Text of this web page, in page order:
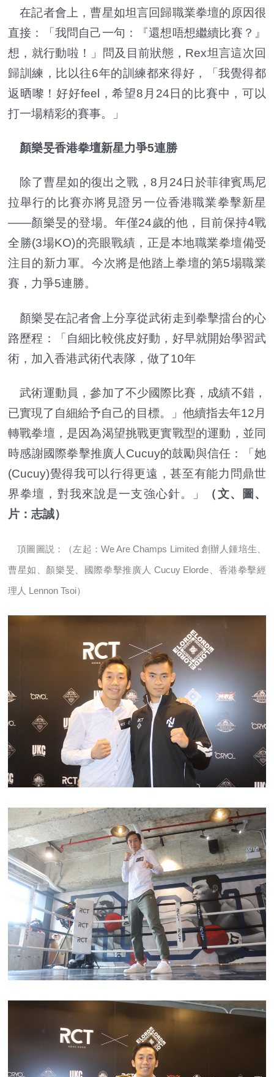
在記者會上，曹星如坦言回歸職業拳壇的原因很
直接：「我問自己一句：『還想唔想繼續比賽？』
想，就行動啦！」問及目前狀態，Rex坦言這次回
歸訓練，比以往6年的訓練都來得好，「我覺得都
返晒嚟！好好feel，希望8月24日的比賽中，可以
打一場精彩的賽事。」
顏樂旻香港拳壇新星力爭5連勝
除了曹星如的復出之戰，8月24日於菲律賓馬尼
拉舉行的比賽亦將見證另一位香港職業拳擊新星
——顏樂旻的登場。年僅24歲的他，目前保持4戰
全勝(3場KO)的亮眼戰績，正是本地職業拳壇備受
注目的新力軍。今次將是他踏上拳壇的第5場職業
賽，力爭5連勝。
顏樂旻在記者會上分享從武術走到拳擊擂台的心
路歷程：「自細比較佻皮好動，好早就開始學習武
術，加入香港武術代表隊，做了10年
武術運動員，參加了不少國際比賽，成績不錯，
已實現了自細給予自己的目標。」他續指去年12月
轉戰拳壇，是因為渴望挑戰更實戰型的運動，並同
時感謝國際拳擊推廣人Cucuy的鼓勵與信任：「她
(Cucuy)覺得我可以行得更遠，甚至有能力問鼎世
界拳壇，對我來說是一支強心針。」
（文、圖、
片：志誠）
頂圖圖説：（左起：We Are Champs Limited 創辦人鍾培生、
曹星如、顏樂旻、國際拳擊推廣人 Cucuy Elorde、香港拳擊經
理人 Lennon Tsoi）